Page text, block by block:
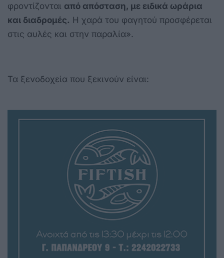
φροντίζονται από απόσταση, με ειδικά ωράρια
και διαδρομές. Η χαρά του φαγητού προσφέρεται
στις αυλές και στην παραλία».
Τα ξενοδοχεία που ξεκινούν είναι: